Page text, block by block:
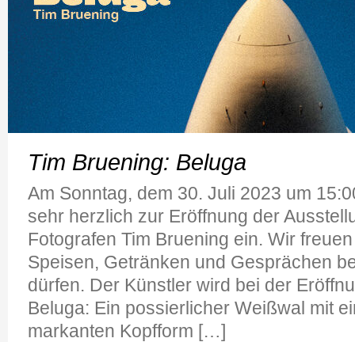
Tim Bruening: Beluga
Am Sonntag, dem 30. Juli 2023 um
sehr herzlich zur Eröffnung der
Fotografen Tim Bruening ein. Wir
Speisen, Getränken und Gesprächen
dürfen. Der Künstler wird bei der
Beluga: Ein possierlicher Weißwal mit
markanten Kopfform […]